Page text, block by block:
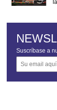
Suscríbase a